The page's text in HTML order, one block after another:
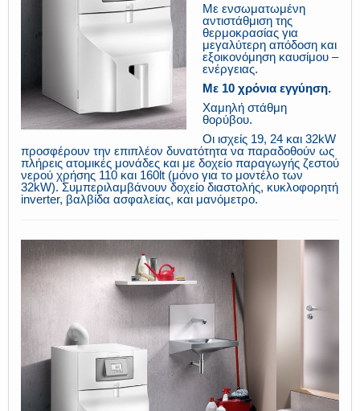
Με ενσωματωμένη
αντιστάθμιση της
θερμοκρασίας για
μεγαλύτερη απόδοση και
εξοικονόμηση καυσίμου –
ενέργειας.
Με 10 χρόνια εγγύηση.
Χαμηλή στάθμη
θορύβου.
Οι ισχείς 19, 24 και 32kW
προσφέρουν την επιπλέον δυνατότητα να παραδοθούν ως
πλήρεις ατομικές μονάδες και με δοχείο παραγωγής ζεστού
νερού χρήσης 110 και 160lt (μόνο για το μοντέλο των
32kW). Συμπεριλαμβάνουν δοχείο διαστολής, κυκλοφορητή
inverter, βαλβίδα ασφαλείας, και μανόμετρο.